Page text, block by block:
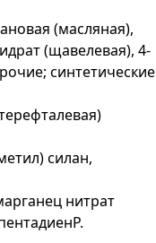
(масляная),
(щавелевая), 4-
синтетические
силан,
нитрат